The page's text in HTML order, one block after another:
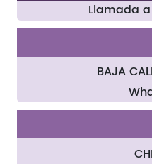
Llamada
BAJA